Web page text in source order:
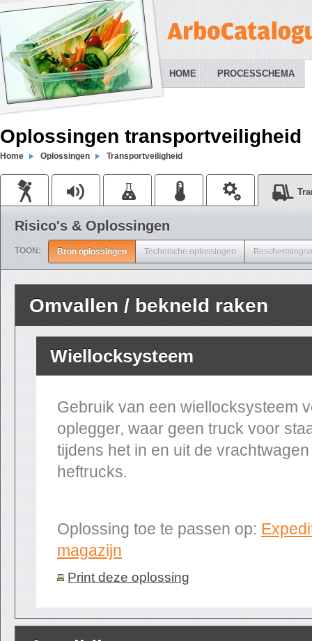
HOME PROCESSCHEMA
Oplossingen transportveiligheid
Home Oplossingen Transportveiligheid
Risico's & Oplossingen
TOON: Bron oplossingen Technische oplossingen
Omvallen / bekneld raken
Wiellocksysteem
Gebruik van een wiellocksysteem
oplegger, waar geen truck voor
tijdens het in en uit de
heftrucks.
Oplossing toe te passen op:
magazijn
Print deze oplossing